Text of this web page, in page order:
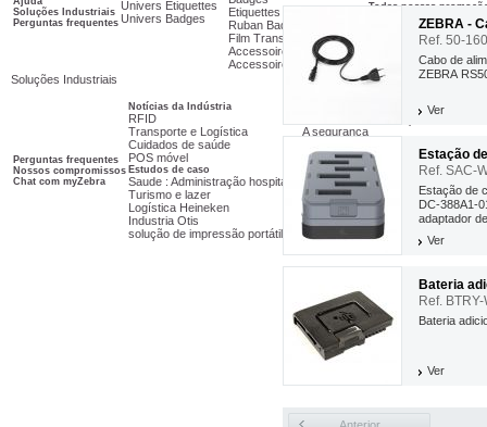
Soluções Industriais
Perguntas frequentes
Univers Etiquettes
Univers Badges
Etiquettes
Ruban Badgeuse
Film Transfert Thermique
Accessoires Imprimante
Accessoires Badgeuse
Todas nossas
Soluções Industriais
Perguntas frequentes
Nossos compromissos
Chat com myZebra
Notícias da Indústria
RFID
Transporte e Logística
Cuidados de saúde
POS móvel
Estudos de caso
Saude : Administração hospitalar
Turismo e lazer
Logística Heineken
Industria Otis
solução de impressão portátil
Comércio e distribuição
A segurança
As infra-estruturas do Turismo
Transporte
Educação e bibliotecas
Fabricação
A Saúde
Dicas profissão
Expertise myZebra
ZEBRA -
Ref. 50-
Cabo de
ZEBRA
Ver
Estação
Ref. SAC-
Estação de
DC-388A1-
adaptador
Ver
Bateria
Ref.
Bateria
Ver